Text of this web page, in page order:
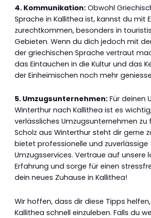
4. Kommunikation: Obwohl
Sprache in Kallithea ist, kannst du mit
zurechtkommen, besonders in
Gebieten. Wenn du dich jedoch mit
der griechischen Sprache vertraut
das Eintauchen in die Kultur und das
der Einheimischen noch mehr
5. Umzugsunternehmen: Für deinen
Winterthur nach Kallithea ist es
verlässliches Umzugsunternehmen zu
Scholz aus Winterthur steht dir gerne
bietet professionelle und zuverlässige
Umzugsservices. Vertraue auf unsere
Erfahrung und sorge für einen
dein neues Zuhause in Kallithea!
Wir hoffen, dass dir diese Tipps
Kallithea schnell einzuleben. Falls du